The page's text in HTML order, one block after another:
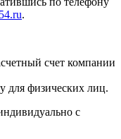
.
счет компании
для физических лиц.
с